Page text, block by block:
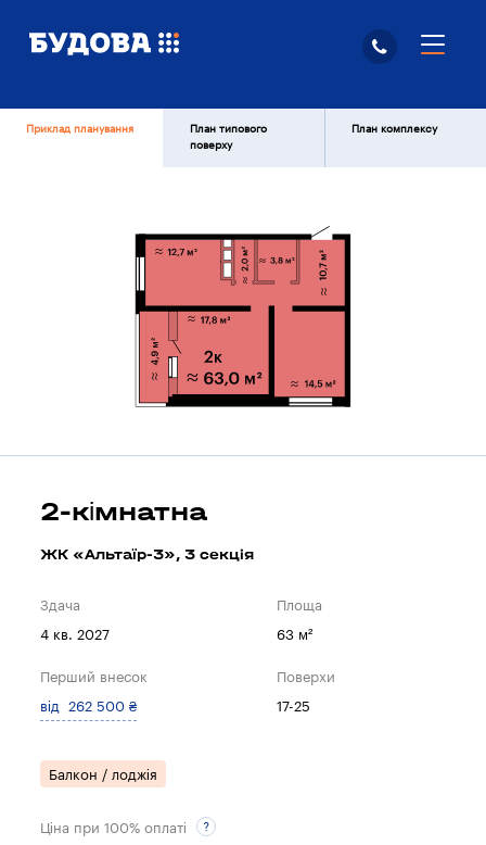
Приклад планування
План типового
поверху
План комплексу
2-кімнатна
ЖК «Альтаїр-3», 3 секцiя
Здача
4 кв. 2027
Площа
63 м²
Перший внесок
від 262 500 ₴
Поверхи
17-25
Балкон / лоджія
Ціна при 100% оплаті